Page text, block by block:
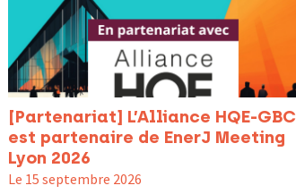
[Partenariat] L’Alliance HQE-GBC
est partenaire de EnerJ Meeting
Lyon 2026
Le 15 septembre 2026